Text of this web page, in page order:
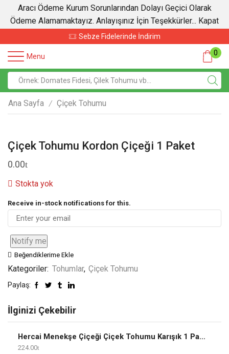
Aracı Ödeme Kurum Sorunlarından Dolayı Geçici Olarak
Ödeme Alamamaktayız. Anlayışınız İçin Teşekkürler... Kapat
Sebze Fidelerinde İndirim
Menu 0
Ana Sayfa / Çiçek Tohumu
Çiçek Tohumu Kordon Çiçeği 1 Paket
0.00
Stokta yok
Receive in-stock notifications for this.
Notify me
Beğendiklerime Ekle
Kategoriler: Tohumlar, Çiçek Tohumu
Paylaş:
İlginizi Çekebilir
Hercai Menekşe Çiçeği Çiçek Tohumu Karışık 1 Paket
224.00